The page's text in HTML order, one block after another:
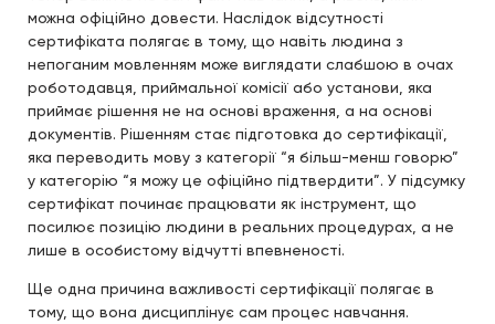
можна офіційно довести. Наслідок відсутності
сертифіката полягає в тому, що навіть людина з
непоганим мовленням може виглядати слабшою в очах
роботодавця, приймальної комісії або установи, яка
приймає рішення не на основі враження, а на основі
документів. Рішенням стає підготовка до сертифікації,
яка переводить мову з категорії “я більш-менш говорю”
у категорію “я можу це офіційно підтвердити”. У підсумку
сертифікат починає працювати як інструмент, що
посилює позицію людини в реальних процедурах, а не
лише в особистому відчутті впевненості.
Ще одна причина важливості сертифікації полягає в
тому, що вона дисциплінує сам процес навчання.